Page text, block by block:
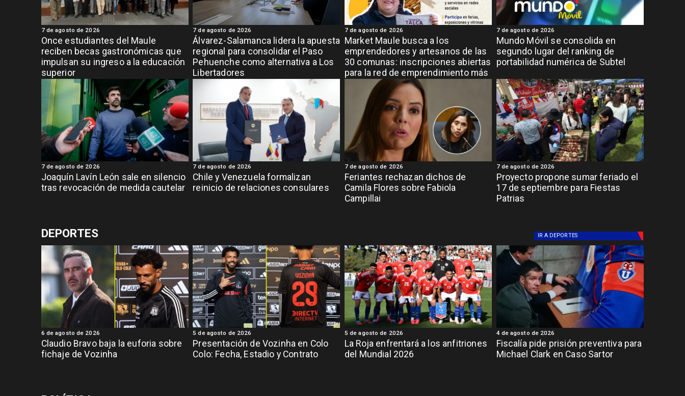
Once estudiantes del Maule
reciben becas gastronómicas que
impulsan su ingreso a la educación
superior
7 de agosto de 2026
Álvarez-Salamanca lidera la apuesta
regional para consolidar el Paso
Pehuenche como alternativa a Los
Libertadores
7 de agosto de 2026
Market Maule busca a los
emprendedores y artesanos de las
30 comunas: inscripciones abiertas
para la red de emprendimiento más
grande de la región
7 de agosto de 2026
Mundo Móvil se consolida en
segundo lugar del ranking de
portabilidad numérica de Subtel
7 de agosto de 2026
Joaquín Lavín León sale en silencio
tras revocación de medida cautelar
7 de agosto de 2026
Chile y Venezuela formalizan
reinicio de relaciones consulares
7 de agosto de 2026
Feriantes rechazan dichos de
Camila Flores sobre Fabiola
Campillai
7 de agosto de 2026
Proyecto propone sumar feriado el
17 de septiembre para Fiestas
Patrias
7 de agosto de 2026
DEPORTES IR A DEPORTES
Claudio Bravo baja la euforia sobre
fichaje de Vozinha
6 de agosto de 2026
Presentación de Vozinha en Colo
Colo: Fecha, Estadio y Contrato
5 de agosto de 2026
La Roja enfrentará a los anfitriones
del Mundial 2026
5 de agosto de 2026
Fiscalía pide prisión preventiva para
Michael Clark en Caso Sartor
4 de agosto de 2026